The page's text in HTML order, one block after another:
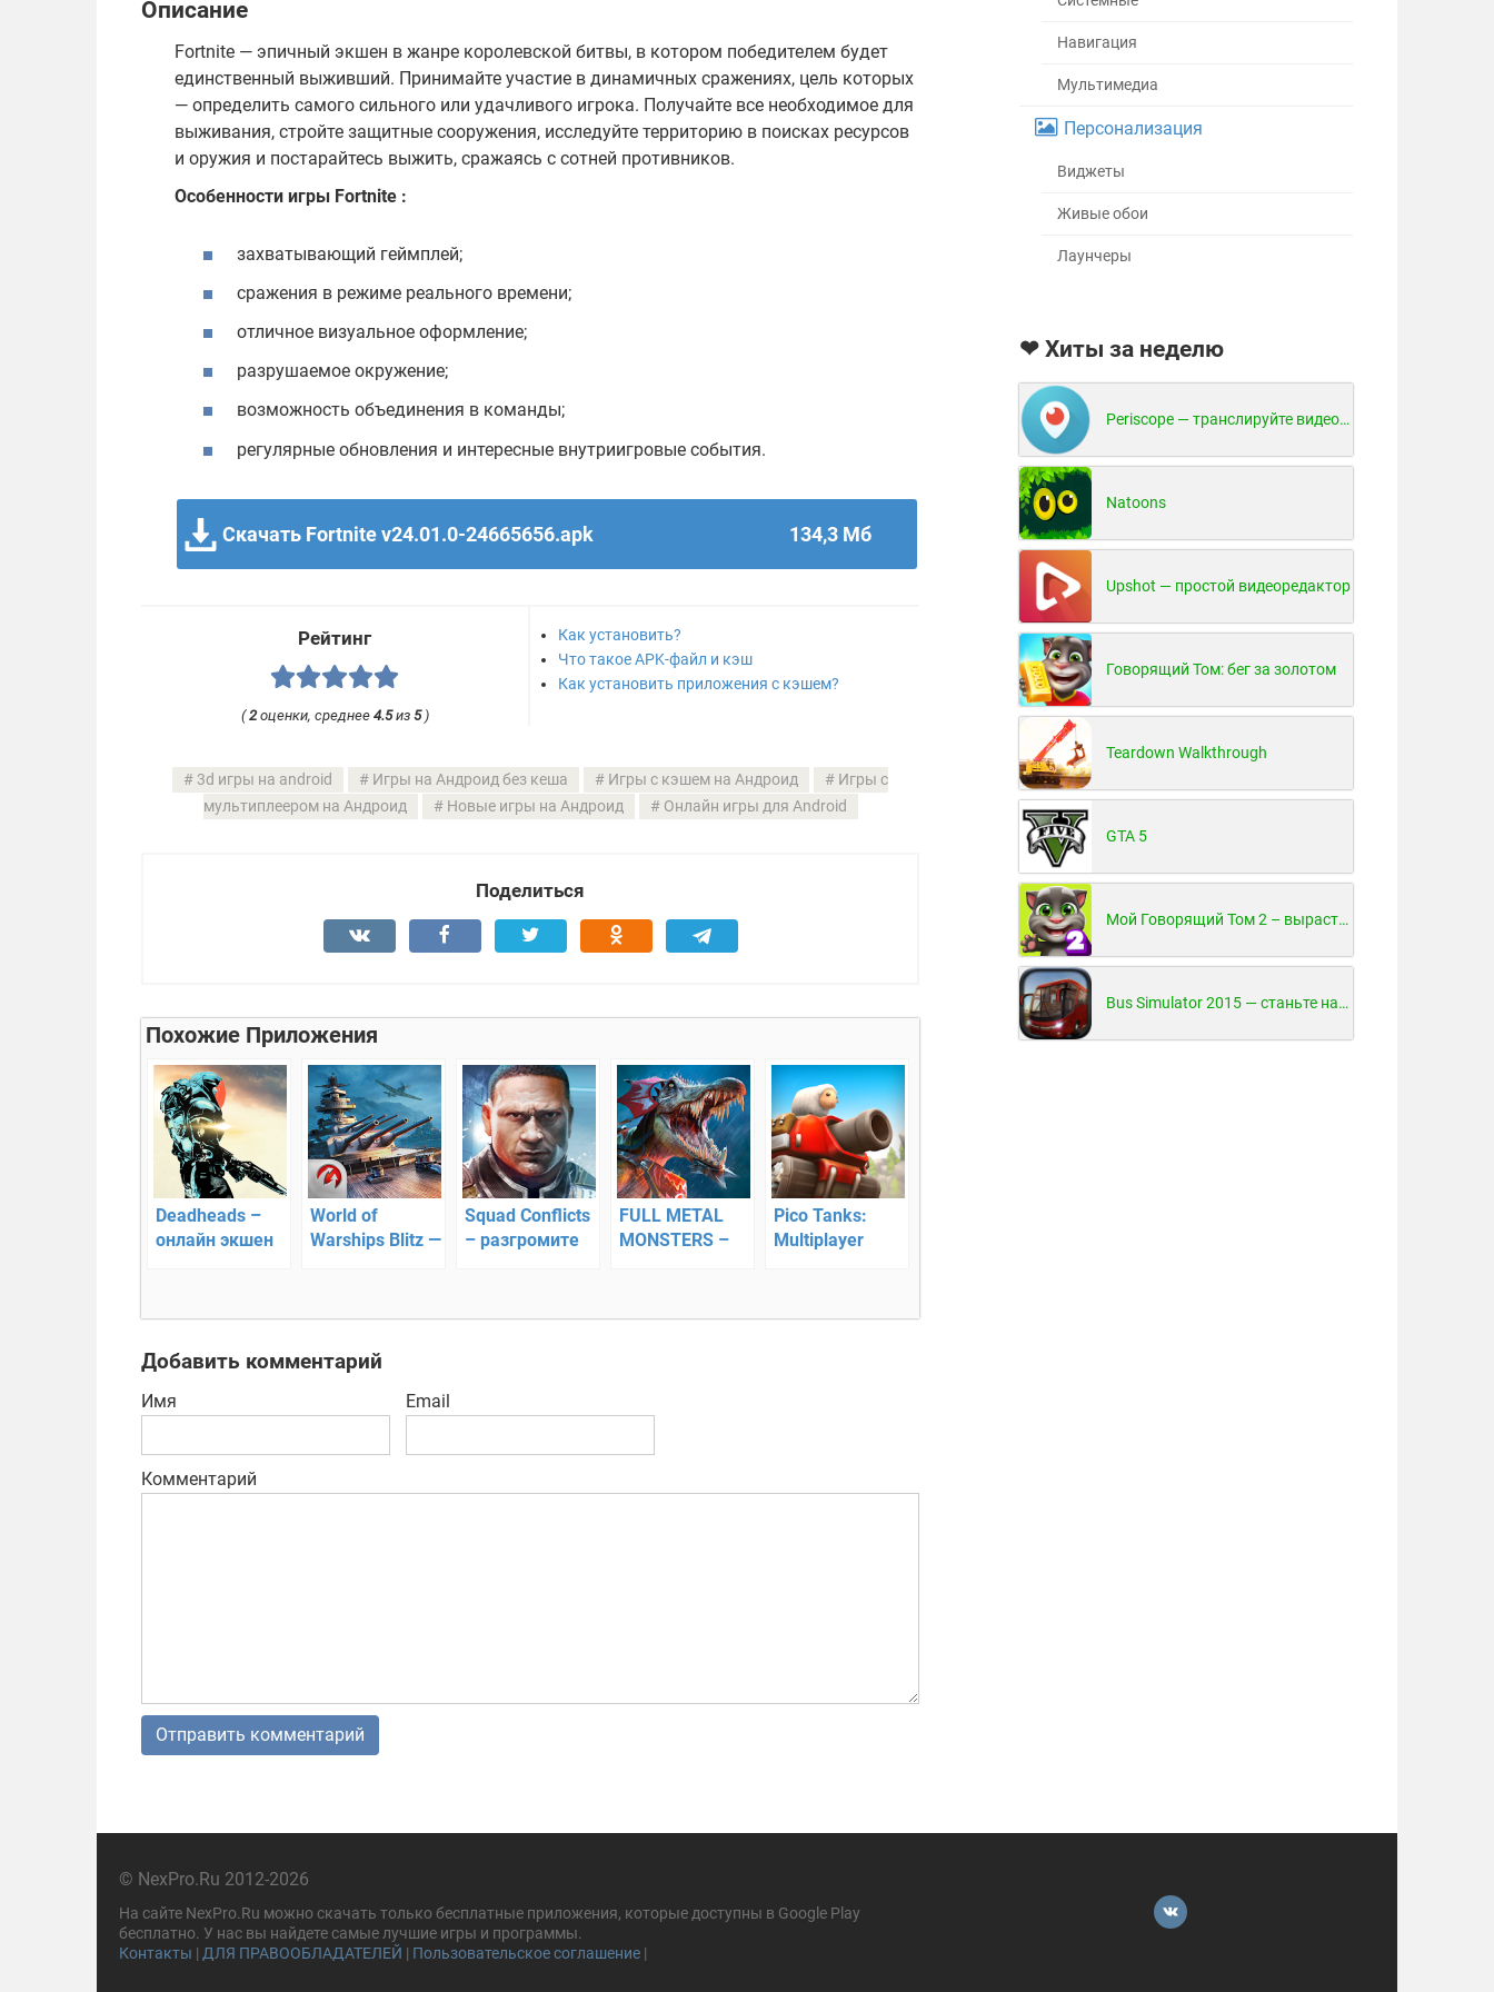
Описание
Fortnite — эпичный экшен в жанре королевской битвы, в котором победителем будет
единственный выживший. Принимайте участие в динамичных сражениях, цель которых
— определить самого сильного или удачливого игрока. Получайте все необходимое для
выживания, стройте защитные сооружения, исследуйте территорию в поисках ресурсов
и оружия и постарайтесь выжить, сражаясь с сотней противников.
Особенности игры Fortnite :
захватывающий геймплей;
сражения в режиме реального времени;
отличное визуальное оформление;
разрушаемое окружение;
возможность объединения в команды;
регулярные обновления и интересные внутриигровые события.
Скачать Fortnite v24.01.0-24665656.apk 134,3 Мб
Рейтинг
(2оценки, среднее 4.5из 5)
Как установить?
Что такое APK-файл и кэш
Как установить приложения с кэшем?
3d игры на android Игры на Андроид без кеша Игры с кэшем на Андроид
Игры с
мультиплеером на Андроид
Новые игры на Андроид Онлайн игры для Android
Поделиться
Похожие Приложения
Deadheads –
онлайн экшен
World of
Warships Blitz —
Squad Conflicts
– разгромите
FULL METAL
MONSTERS –
апокалиптический
Pico Tanks:
Multiplayer
Добавить комментарий
Имя Email
Комментарий
Навигация
Мультимедиа
Персонализация
Виджеты
Живые обои
Лаунчеры
❤ Хиты за неделю
Periscope — транслируйте видео в реальном времени!
Natoons
Upshot — простой видеоредактор
Говорящий Том: бег за золотом
Teardown Walkthrough
GTA 5
Мой Говорящий Том 2 – вырасти и воспитай своего котенка
Bus Simulator 2015 — станьте настоящим водителем автобуса!
© NexPro.Ru 2012-2026
На сайте NexPro.Ru можно скачать только бесплатные приложения, которые доступны в Google Play
бесплатно. У нас вы найдете самые лучшие игры и программы.
Контакты | ДЛЯ ПРАВООБЛАДАТЕЛЕЙ | Пользовательское соглашение |